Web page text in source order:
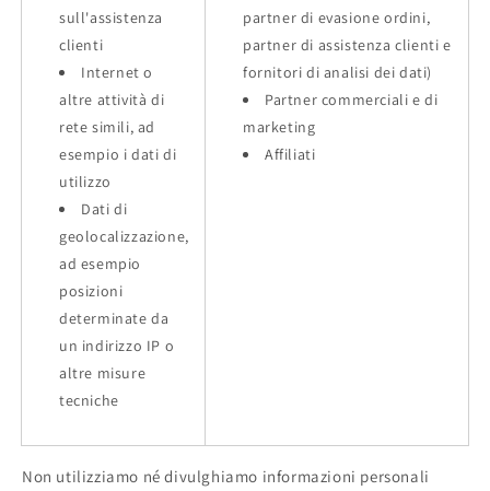
sull'assistenza
clienti
Internet o
altre attività di
rete simili, ad
esempio i dati di
utilizzo
Dati di
geolocalizzazione,
ad esempio
posizioni
determinate da
un indirizzo IP o
altre misure
tecniche
partner di evasione ordini,
partner di assistenza clienti e
fornitori di analisi dei dati)
Partner commerciali e di
marketing
Affiliati
Non utilizziamo né divulghiamo informazioni personali